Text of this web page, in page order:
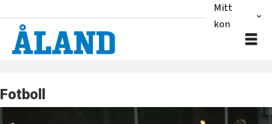
Mitt
konto
Fotboll